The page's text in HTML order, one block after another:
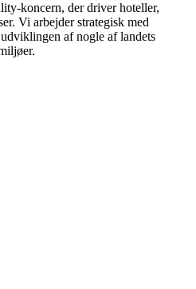
koncern, der driver hoteller,
Vi arbejder strategisk med
af nogle af landets